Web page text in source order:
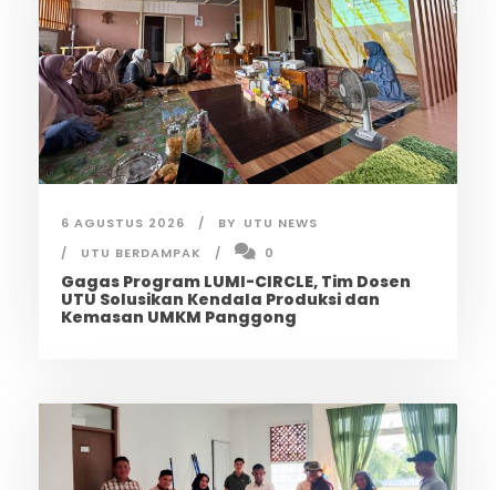
6 AGUSTUS 2026 BY UTU NEWS
UTU BERDAMPAK
0
Gagas Program LUMI-CIRCLE, Tim Dosen
UTU Solusikan Kendala Produksi dan
Kemasan UMKM Panggong